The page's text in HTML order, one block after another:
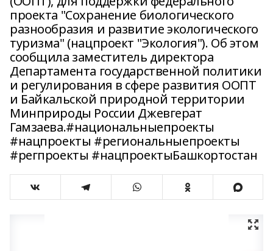
проекта "Сохранение биологического
разнообразия и развитие экологического
туризма" (нацпроект "Экология"). Об этом
сообщила заместитель директора
Департамента государственной политики
и регулирования в сфере развития ООПТ
и Байкальской природной территории
Минприроды России Джевгерат
Гамзаева.#национальныепроекты
#нацпроекты #региональныепроекты
#регпроекты #нацпроектыБашкортостан